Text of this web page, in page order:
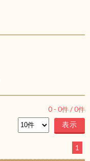
0 - 0件 /0件
1